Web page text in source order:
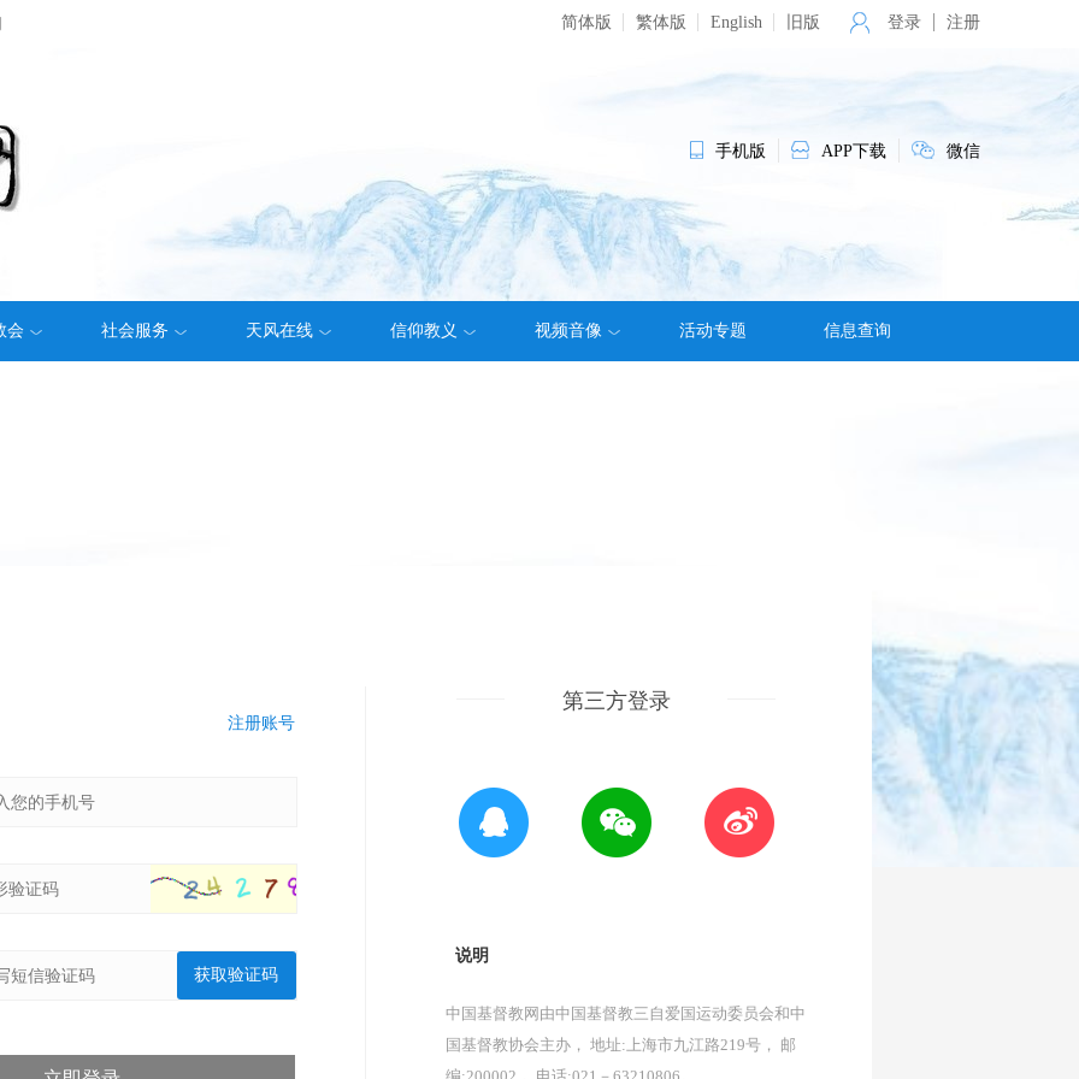
简体版 繁体版 English 旧版 登录 注册
手机版 APP下载 微信
会 社会服务 天风在线 信仰教义 视频音像 活动专题 信息查询
注册账号
获取验证码
第三方登录
说明
中国基督教网由中国基督教三自爱国运动委员会和中
国基督教协会主办， 地址:上海市九江路219号， 邮